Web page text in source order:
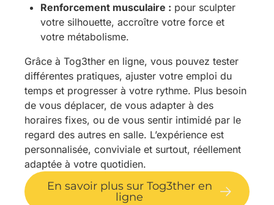
Renforcement musculaire : pour sculpter
votre silhouette, accroître votre force et
votre métabolisme.
Grâce à Tog3ther en ligne, vous pouvez tester
différentes pratiques, ajuster votre emploi du
temps et progresser à votre rythme. Plus besoin
de vous déplacer, de vous adapter à des
horaires fixes, ou de vous sentir intimidé par le
regard des autres en salle. L’expérience est
personnalisée, conviviale et surtout, réellement
adaptée à votre quotidien.
En savoir plus sur Tog3ther en
ligne